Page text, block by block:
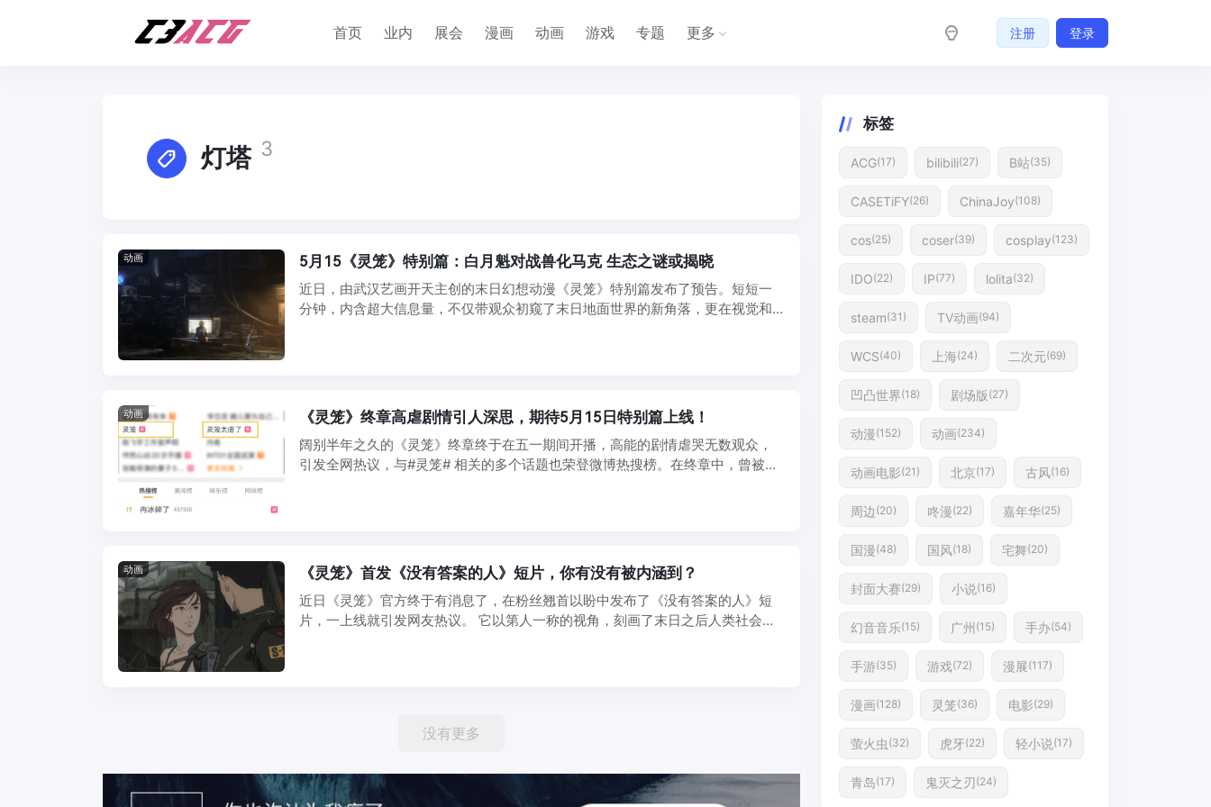
首页 业内 展会 漫画 动画 游戏 专题 更多 注册 登录
灯塔 3
动画 5月15《灵笼》特别篇：白月魁对战兽化马克 生态之谜或揭晓
近日，由武汉艺画开天主创的末日幻想动漫《灵笼》特别篇发布了预告。短短一
分钟，内含超大信息量，不仅带观众初窥了末日地面世界的新角落，更在视觉和
动画 《灵笼》终章高虐剧情引人深思，期待5月15日特别篇上线！
阔别半年之久的《灵笼》终章终于在五一期间开播，高能的剧情虐哭无数观众，
引发全网热议，与#灵笼# 相关的多个话题也荣登微博热搜榜。在终章中，曾被民
动画 《灵笼》首发《没有答案的人》短片，你有没有被内涵到？
近日《灵笼》官方终于有消息了，在粉丝翘首以盼中发布了《没有答案的人》短
片，一上线就引发网友热议。 它以第人一称的视角，刻画了末日之后人类社会被
没有更多
标签
ACG(17) bilibili(27) B站(35)
CASETiFY(26) ChinaJoy(108)
cos(25) coser(39) cosplay(123)
IDO(22) IP(77) lolita(32)
steam(31) TV动画(94)
WCS(40) 上海(24) 二次元(69)
凹凸世界(18) 剧场版(27)
动漫(152) 动画(234)
动画电影(21) 北京(17) 古风(16)
周边 (20) 咚漫(22) 嘉年华(25)
国漫(48) 国风(18) 宅舞(20)
封面大赛(29) 小说(16)
幻音音乐(15) 广州 (15) 手办(54)
手游(35) 游戏(72) 漫展(117)
漫画(128) 灵笼(36) 电影(29)
萤火虫 (32) 虎牙(22) 轻小说(17)
青岛(17) 鬼灭之刃(24)